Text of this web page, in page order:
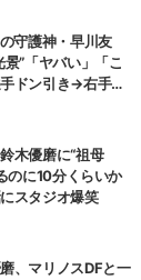
守護神・早川友
”「ヤバい」「こ
ドン引き→右手一
木優磨に“祖母
のに10分くらいか
スタジオ爆笑
、マリノスDFと一